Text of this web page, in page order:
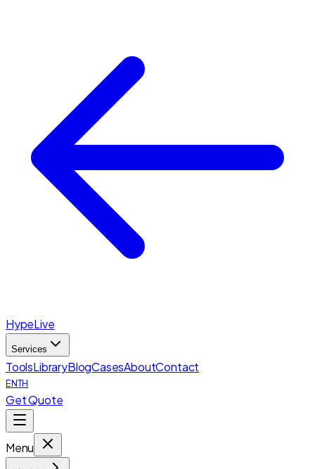
HypeLive
Services
ToolsLibraryBlogCasesAboutContact
ENTH
Get Quote
Menu